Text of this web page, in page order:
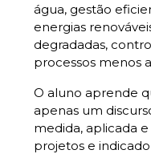
água, gestão
energias
degradadas,
processos menos
O aluno aprende
apenas um
medida, aplicada
projetos e